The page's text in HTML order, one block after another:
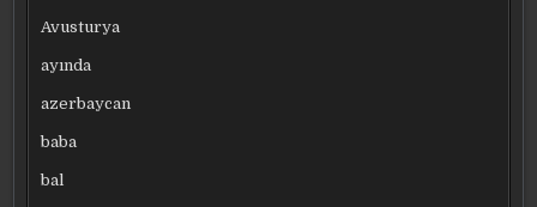
Avusturya
ayında
azerbaycan
baba
bal